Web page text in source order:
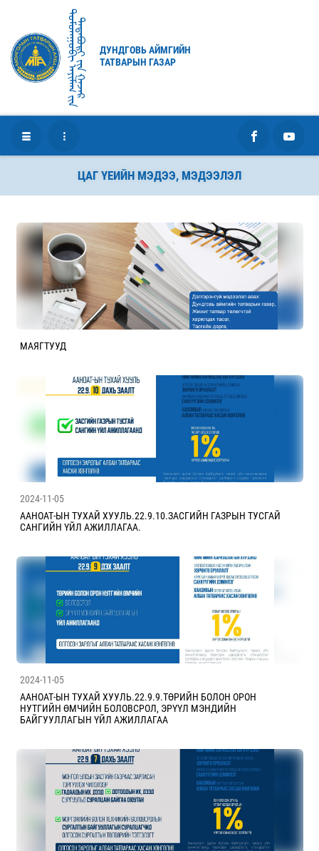
ᠳᠤᠮᠳᠠᠭᠣᠪᠢ ᠠᠶᠢᠮᠠᠭ ᠶ᠋ᠢᠨᠲᠠᠲᠠᠪᠤᠷᠢ ᠶ᠋ᠢᠨ ᠭᠠᠵᠠᠷ
ДУНДГОВЬ АЙМГИЙН
ТАТВАРЫН ГАЗАР
ЦАГ ҮЕИЙН МЭДЭЭ, МЭДЭЭЛЭЛ
МАЯГТУУД
2024-11-05
ААНОАТ-ЫН ТУХАЙ ХУУЛЬ.22.9.10.ЗАСГИЙН ГАЗРЫН ТУСГАЙ
САНГИЙН ҮЙЛ АЖИЛЛАГАА.
2024-11-05
ААНОАТ-ЫН ТУХАЙ ХУУЛЬ.22.9.9.ТӨРИЙН БОЛОН ОРОН
НУТГИЙН ӨМЧИЙН БОЛОВСРОЛ, ЭРҮҮЛ МЭНДИЙН
БАЙГУУЛЛАГЫН ҮЙЛ АЖИЛЛАГАА